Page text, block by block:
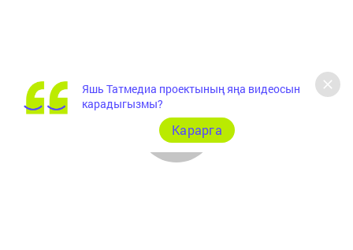
Яшь Татмедиа проектының яңа видеосын
карадыгызмы?
Карарга